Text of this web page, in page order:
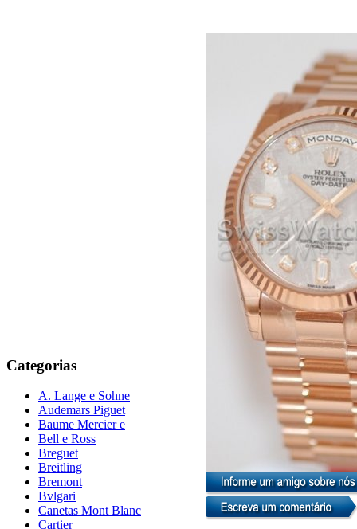
Categorias
A. Lange e Sohne
Audemars Piguet
Baume Mercier e
Bell e Ross
Breguet
Breitling
Bremont
Bvlgari
Canetas Mont Blanc
Cartier